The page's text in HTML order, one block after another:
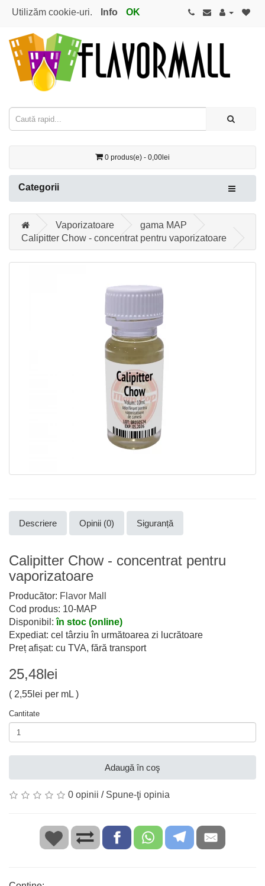
Utilizăm cookie-uri. Info OK
0 produs(e) - 0,00lei
Categorii
Vaporizatoare
gama MAP
Calipitter Chow - concentrat pentru vaporizatoare
Descriere Opinii (0) Siguranță
Calipitter Chow - concentrat pentru
vaporizatoare
Producător: Flavor Mall
Cod produs: 10-MAP
Disponibil:în stoc (online)
Expediat: cel târziu în următoarea zi lucrătoare
Preț afișat: cu TVA, fără transport
25,48lei
( 2,55lei per mL )
Cantitate
Adaugă în coş
0 opinii / Spune-ţi opinia